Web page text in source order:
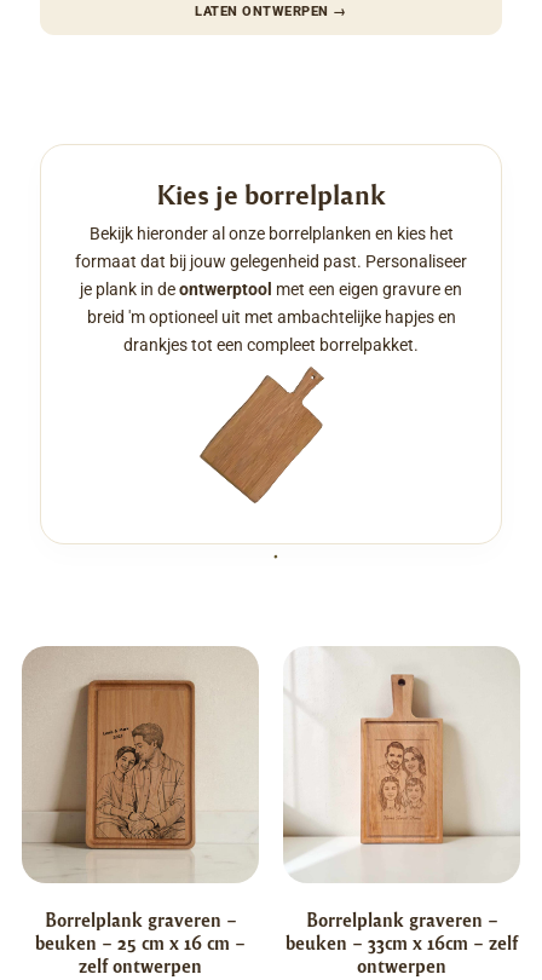
LATEN ONTWERPEN →
Kies je borrelplank
Bekijk hieronder al onze borrelplanken en kies het
formaat dat bij jouw gelegenheid past. Personaliseer
je plank in deontwerptool met een eigen gravure en
breid 'm optioneel uit met ambachtelijke hapjes en
drankjes tot een compleet borrelpakket.
Borrelplank graveren –
beuken – 25 cm x 16 cm –
zelf ontwerpen
Borrelplank graveren –
beuken – 33cm x 16cm – zelf
ontwerpen